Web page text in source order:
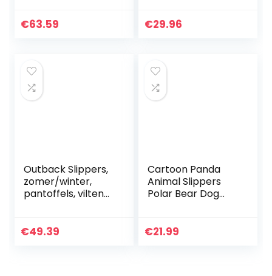
Maximum stability
€63.59 €29.96
Outback Slippers,
zomer/winter,
pantoffels, vilten
antislip zool,
€49.39
Cartoon Panda
Animal Slippers
Polar Bear Dog
katoenen
€21.99